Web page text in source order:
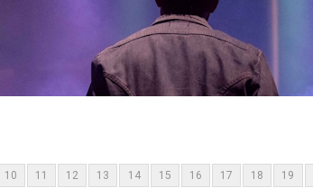
10 11 12 13 14 15 16 17 18 19